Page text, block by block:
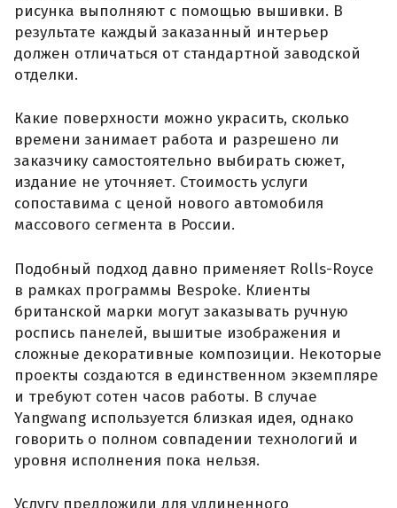
рисунка выполняют с помощью вышивки. В
результате каждый заказанный интерьер
должен отличаться от стандартной заводской
отделки.
Какие поверхности можно украсить, сколько
времени занимает работа и разрешено ли
заказчику самостоятельно выбирать сюжет,
издание не уточняет. Стоимость услуги
сопоставима с ценой нового автомобиля
массового сегмента в России.
Подобный подход давно применяет Rolls-Royce
в рамках программы Bespoke. Клиенты
британской марки могут заказывать ручную
роспись панелей, вышитые изображения и
сложные декоративные композиции. Некоторые
проекты создаются в единственном экземпляре
и требуют сотен часов работы. В случае
Yangwang используется близкая идея, однако
говорить о полном совпадении технологий и
уровня исполнения пока нельзя.